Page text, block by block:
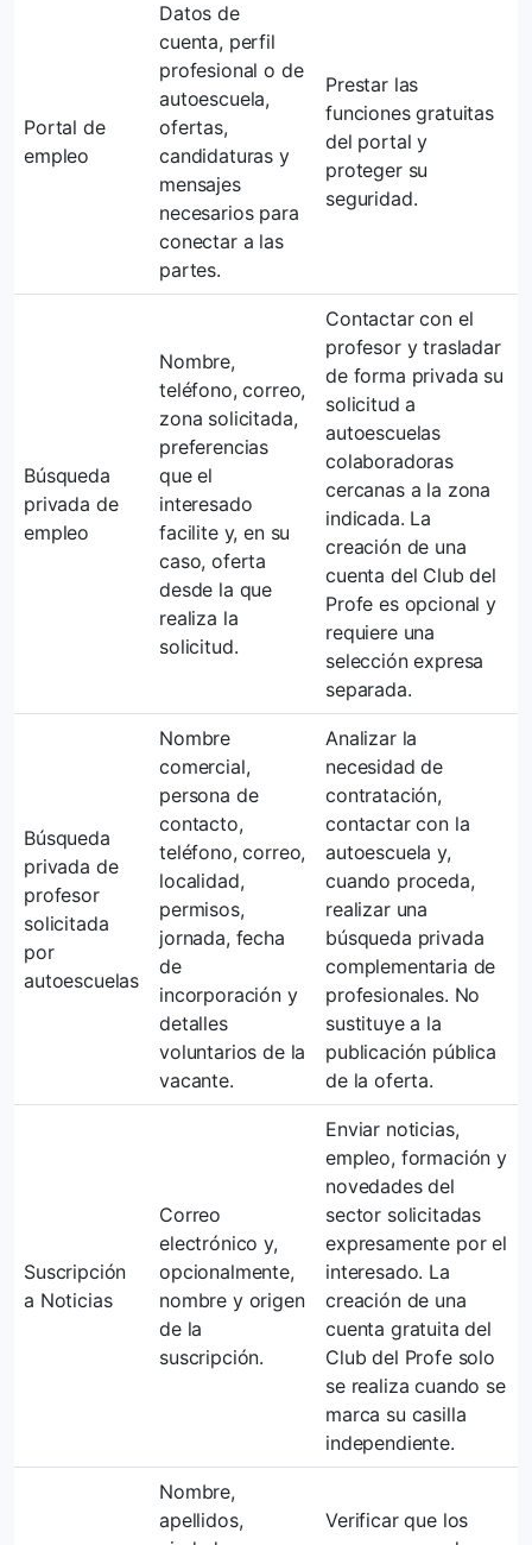
Portal de
empleo
Datos de
cuenta, perfil
profesional o de
autoescuela,
ofertas,
candidaturas y
mensajes
necesarios para
conectar a las
partes.
Prestar las
funciones gratuitas
del portal y
proteger su
seguridad.
Búsqueda
privada de
empleo
Nombre,
teléfono, correo,
zona solicitada,
preferencias
que el
interesado
facilite y, en su
caso, oferta
desde la que
realiza la
solicitud.
Contactar con el
profesor y trasladar
de forma privada su
solicitud a
autoescuelas
colaboradoras
cercanas a la zona
indicada. La
creación de una
cuenta del Club del
Profe es opcional y
requiere una
selección expresa
separada.
Búsqueda
privada de
profesor
solicitada
por
autoescuelas
Nombre
comercial,
persona de
contacto,
teléfono, correo,
localidad,
permisos,
jornada, fecha
de
incorporación y
detalles
voluntarios de la
vacante.
Analizar la
necesidad de
contratación,
contactar con la
autoescuela y,
cuando proceda,
realizar una
búsqueda privada
complementaria de
profesionales. No
sustituye a la
publicación pública
de la oferta.
Suscripción
a Noticias
Correo
electrónico y,
opcionalmente,
nombre y origen
de la
suscripción.
Enviar noticias,
empleo, formación y
novedades del
sector solicitadas
expresamente por el
interesado. La
creación de una
cuenta gratuita del
Club del Profe solo
se realiza cuando se
marca su casilla
independiente.
Nombre,
apellidos,
Verificar que los